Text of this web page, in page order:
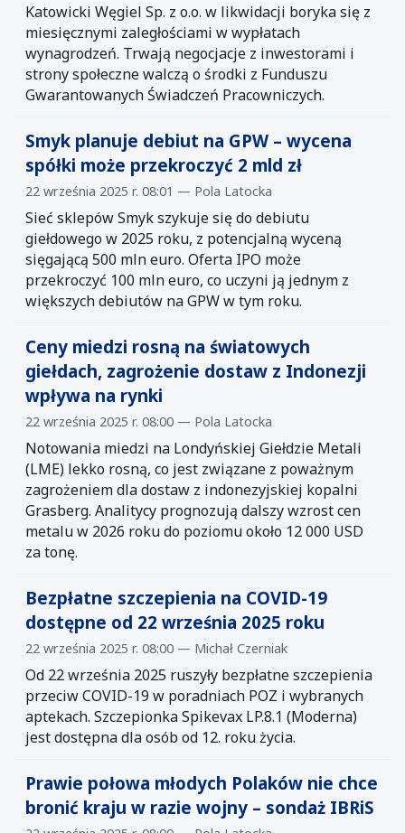
Katowicki Węgiel Sp. z o.o. w likwidacji boryka się z
miesięcznymi zaległościami w wypłatach
wynagrodzeń. Trwają negocjacje z inwestorami i
strony społeczne walczą o środki z Funduszu
Gwarantowanych Świadczeń Pracowniczych.
Smyk planuje debiut na GPW – wycena
spółki może przekroczyć 2 mld zł
22 września 2025 r. 08:01 — Pola Latocka
Sieć sklepów Smyk szykuje się do debiutu
giełdowego w 2025 roku, z potencjalną wyceną
sięgającą 500 mln euro. Oferta IPO może
przekroczyć 100 mln euro, co uczyni ją jednym z
większych debiutów na GPW w tym roku.
Ceny miedzi rosną na światowych
giełdach, zagrożenie dostaw z Indonezji
wpływa na rynki
22 września 2025 r. 08:00 — Pola Latocka
Notowania miedzi na Londyńskiej Giełdzie Metali
(LME) lekko rosną, co jest związane z poważnym
zagrożeniem dla dostaw z indonezyjskiej kopalni
Grasberg. Analitycy prognozują dalszy wzrost cen
metalu w 2026 roku do poziomu około 12 000 USD
za tonę.
Bezpłatne szczepienia na COVID-19
dostępne od 22 września 2025 roku
22 września 2025 r. 08:00 — Michał Czerniak
Od 22 września 2025 ruszyły bezpłatne szczepienia
przeciw COVID-19 w poradniach POZ i wybranych
aptekach. Szczepionka Spikevax LP.8.1 (Moderna)
jest dostępna dla osób od 12. roku życia.
Prawie połowa młodych Polaków nie chce
bronić kraju w razie wojny – sondaż IBRiS